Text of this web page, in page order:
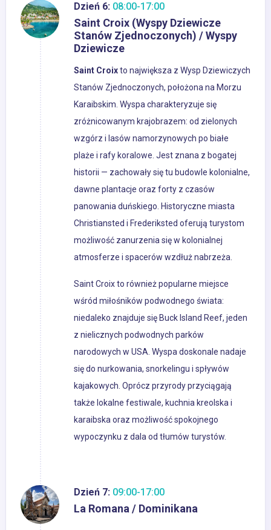
Dzień 6: 08:00-17:00
Saint Croix (Wyspy Dziewicze
Stanów Zjednoczonych) / Wyspy
Dziewicze
Saint Croixto największa z Wysp Dziewiczych
Stanów Zjednoczonych, położona na Morzu
Karaibskim. Wyspa charakteryzuje się
zróżnicowanym krajobrazem: od zielonych
wzgórz i lasów namorzynowych po białe
plaże i rafy koralowe. Jest znana z bogatej
historii — zachowały się tu budowle kolonialne,
dawne plantacje oraz forty z czasów
panowania duńskiego. Historyczne miasta
Christiansted i Frederiksted oferują turystom
możliwość zanurzenia się w kolonialnej
atmosferze i spacerów wzdłuż nabrzeża.
Saint Croix to również popularne miejsce
wśród miłośników podwodnego świata:
niedaleko znajduje się Buck Island Reef, jeden
z nielicznych podwodnych parków
narodowych w USA. Wyspa doskonale nadaje
się do nurkowania, snorkelingu i spływów
kajakowych. Oprócz przyrody przyciągają
także lokalne festiwale, kuchnia kreolska i
karaibska oraz możliwość spokojnego
wypoczynku z dala od tłumów turystów.
Dzień 7: 09:00-17:00
La Romana / Dominikana